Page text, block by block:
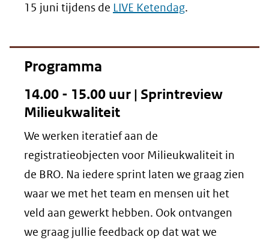
15 juni tijdens de LIVE Ketendag.
Programma
14.00 - 15.00 uur | Sprintreview
Milieukwaliteit
We werken iteratief aan de
registratieobjecten voor Milieukwaliteit in
de BRO. Na iedere sprint laten we graag zien
waar we met het team en mensen uit het
veld aan gewerkt hebben. Ook ontvangen
we graag jullie feedback op dat wat we